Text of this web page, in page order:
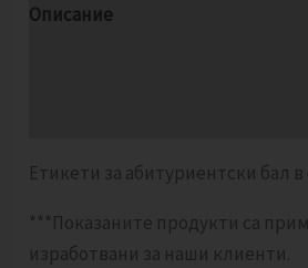
Описание
Етикети за абитуриентски бал
***Показаните продукти са
изработвани за наши клиенти.